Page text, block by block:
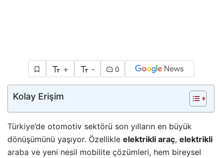
+ - 0
Kolay Erişim
Türkiye’de otomotiv sektörü son yılların en büyük
dönüşümünü yaşıyor. Özellikle elektrikli araç, elektrikli
araba ve yeni nesil mobilite çözümleri, hem bireysel